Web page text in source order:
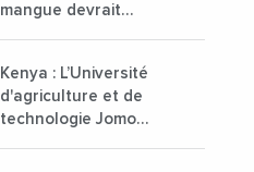
mangue devrait
000 tonnes produites
Kenya : L’Université
d'agriculture et de
technologie Jomo